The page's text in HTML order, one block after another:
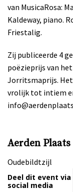
van MusicaRosa:
Kaldeway, piano.
Friestalig.
Zij publiceerde 4
poëzieprijs van
Jorritsmaprijs. Het
vrolijk tot intiem
Aerden Plaats
Oudebildtzijl
Deel dit event via
social media